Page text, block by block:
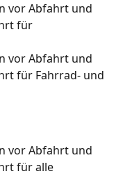
vor Abfahrt und
für
vor Abfahrt und
für Fahrrad- und
vor Abfahrt und
für alle